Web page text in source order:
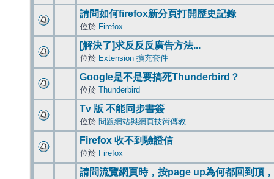
請問如何firefox新分頁打開歷史記錄
位於 Firefox
[解決了]求反反反廣告方法...
位於 Extension 擴充套件
Google是不是要搞死Thunderbird？
位於 Thunderbird
Tv 版 不能同步書簽
位於 問題網站與網頁技術傳教
Firefox 收不到驗證信
位於 Firefox
請問流覽網頁時，按page up為何都回到頂，